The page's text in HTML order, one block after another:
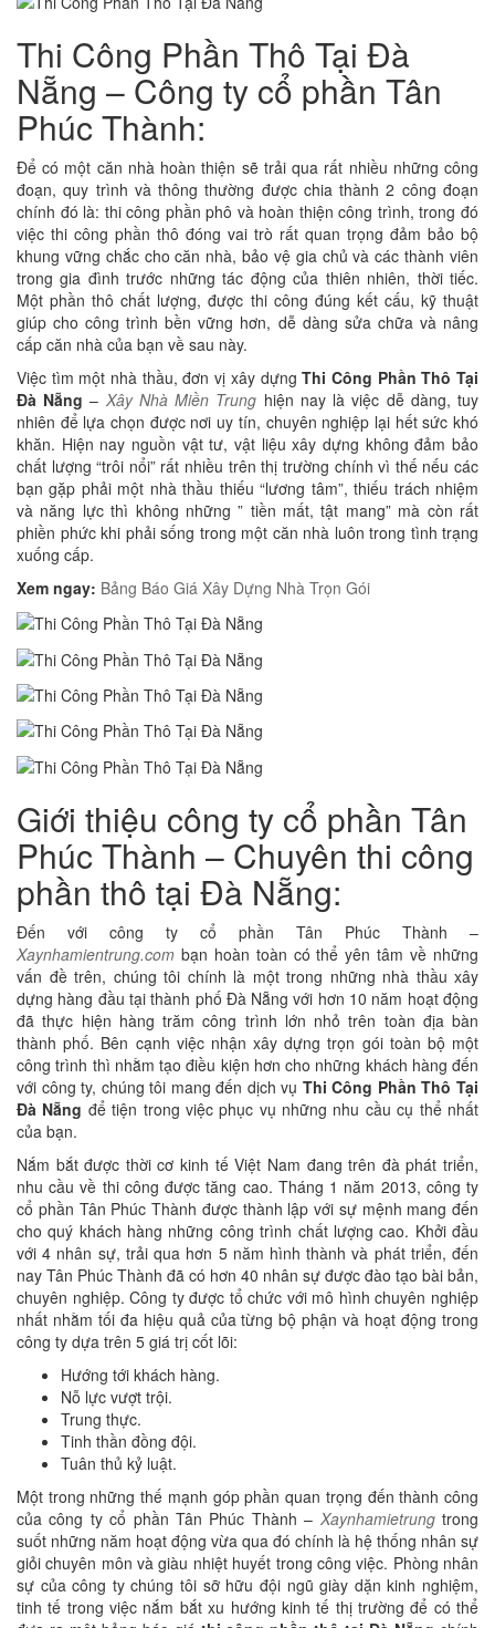
Thi Công Phần Thô Tại Đà
Nẵng – Công ty cổ phần Tân
Phúc Thành:
Để có một căn nhà hoàn thiện sẽ trải qua rất nhiều những công
đoạn, quy trình và thông thường được chia thành 2 công đoạn
chính đó là: thi công phần phô và hoàn thiện công trình, trong đó
việc thi công phần thô đóng vai trò rất quan trọng đảm bảo bộ
khung vững chắc cho căn nhà, bảo vệ gia chủ và các thành viên
trong gia đình trước những tác động của thiên nhiên, thời tiếc.
Một phần thô chất lượng, được thi công đúng kết cấu, kỹ thuật
giúp cho công trình bền vững hơn, dễ dàng sửa chữa và nâng
cấp căn nhà của bạn về sau này.
Việc tìm một nhà thầu, đơn vị xây dựngThi Công Phần Thô Tại
Đà Nẵng – Xây Nhà Miền Trung hiện nay là việc dễ dàng, tuy
nhiên để lựa chọn được nơi uy tín, chuyên nghiệp lại hết sức khó
khăn. Hiện nay nguồn vật tư, vật liệu xây dựng không đảm bảo
chất lượng “trôi nổi” rất nhiều trên thị trường chính vì thế nếu các
bạn gặp phải một nhà thầu thiếu “lương tâm”, thiếu trách nhiệm
và năng lực thì không những ” tiền mất, tật mang” mà còn rất
phiền phức khi phải sống trong một căn nhà luôn trong tình trạng
xuống cấp.
Xem ngay: Bảng Báo Giá Xây Dựng Nhà Trọn Gói
Giới thiệu công ty cổ phần Tân
Phúc Thành – Chuyên thi công
phần thô tại Đà Nẵng:
Đến với công ty cổ phần Tân Phúc Thành –
Xaynhamientrung.com bạn hoàn toàn có thể yên tâm về những
vấn đề trên, chúng tôi chính là một trong những nhà thầu xây
dựng hàng đầu tại thành phố Đà Nẵng với hơn 10 năm hoạt động
đã thực hiện hàng trăm công trình lớn nhỏ trên toàn địa bàn
thành phố. Bên cạnh việc nhận xây dựng trọn gói toàn bộ một
công trình thì nhằm tạo điều kiện hơn cho những khách hàng đến
với công ty, chúng tôi mang đến dịch vụ Thi Công Phần Thô Tại
Đà Nẵng để tiện trong việc phục vụ những nhu cầu cụ thể nhất
của bạn.
Nắm bắt được thời cơ kinh tế Việt Nam đang trên đà phát triển,
nhu cầu về thi công được tăng cao. Tháng 1 năm 2013, công ty
cổ phần Tân Phúc Thành được thành lập với sự mệnh mang đến
cho quý khách hàng những công trình chất lượng cao. Khởi đầu
với 4 nhân sự, trải qua hơn 5 năm hình thành và phát triển, đến
nay Tân Phúc Thành đã có hơn 40 nhân sự được đào tạo bài bản,
chuyên nghiệp. Công ty được tổ chức với mô hình chuyên nghiệp
nhất nhằm tối đa hiệu quả của từng bộ phận và hoạt động trong
công ty dựa trên 5 giá trị cốt lõi:
Hướng tới khách hàng.
Nỗ lực vượt trội.
Trung thực.
Tinh thần đồng đội.
Tuân thủ kỷ luật.
Một trong những thế mạnh góp phần quan trọng đến thành công
của công ty cổ phần Tân Phúc Thành – Xaynhamietrungtrong
suốt những năm hoạt động vừa qua đó chính là hệ thống nhân sự
giỏi chuyên môn và giàu nhiệt huyết trong công việc. Phòng nhân
sự của công ty chúng tôi sỡ hữu đội ngũ giày dặn kinh nghiệm,
tinh tế trong việc nắm bắt xu hướng kinh tế thị trường để có thể